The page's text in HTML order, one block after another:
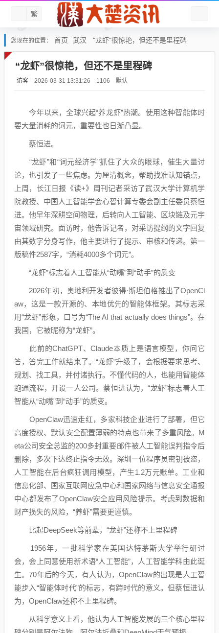
繁
您现在的位置： 首页 武汉 “龙虾”很惊艳，但还不是里程碑
“龙虾”很惊艳，但还不是里程碑
访客 2026-03-31 13:31:26 1106 默认
今年以来，全球兴起“养龙虾”热潮。使用这种智能体时
要大量消耗的词元，重要性也日渐凸显。
蔡恒进。
“龙虾”和“词元经济学”抓住了大众的眼球，催生大量讨
论，也引发了一些焦虑。为厘清概念，帮助找准认知锚点，
上周，长江日报《读+》周刊记者采访了武汉大学计算机学
院教授、中国人工智能学会心智计算专委会副主任委员蔡恒
进。他早年深耕空间物理，后转向人工智能、区块链及元宇
宙领域研究。面访时，他告诉记者，对采访提纲的文字回复
由其数字分身写作，他主要进行了提示、审核和传递。第一
版稿件2587字，“消耗4000多个词元”。
“龙虾”标志着人工智能从“动嘴”到“动手”的质变
2026年初，奥地利开发者彼得·斯坦伯格推出了OpenCl
aw，这是一款开源的、本地优先的智能体框架。其标志采
用“龙虾”形象，口号为“The AI that actually does things”。在
我国，它被昵称为“龙虾”。
此前的ChatGPT、Claude本质上是语言模型，你问它
答，答完工作就结束了。“龙虾”升级了，会根据要求思考、
规划、找工具，并付诸执行。不懂代码的人，也能用智能体
跑通流程，开设一人公司。蔡恒进认为，“龙虾”标志着人工
智能从“动嘴”到“动手”的质变。
OpenClaw迅速走红，多家科技企业进行了部署，但它
高度授权、默认安全配置薄弱的特点也带来了多重风险。M
eta公司安全总监的200多封重要邮件被人工智能误判指令后
删除，多次下达终止指令无效。深圳一位程序员密钥被盗，
人工智能在后台疯狂调用模型，产生1.2万元账单。工业和
信息化部、国家互联网应急中心和国家网络与信息安全通报
中心都发布了OpenClaw安全应用风险提示。考虑到数据和
财产损失的风险，“养虾”需要更谨慎。
比起DeepSeek等前辈，“龙虾”还称不上里程碑
1956年，一批科学家在美国达特茅斯大学举行研讨
会，会上同意使用新术语“人工智能”，人工智能学科由此诞
生。70年后的今天，有人认为，OpenClaw的出现是人工智
能步入“智能体时代”的标志，有跨时代的意义。但蔡恒进认
为，OpenClaw还称不上里程碑。
从科学意义上看，他认为人工智能发展的三个核心里程